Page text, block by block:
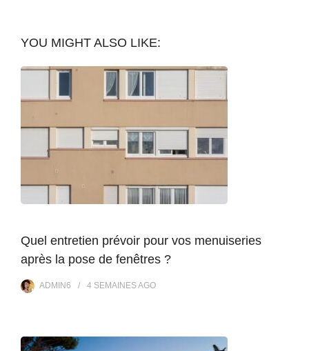
YOU MIGHT ALSO LIKE:
Quel entretien prévoir pour vos menuiseries
après la pose de fenêtres ?
ADMIN6 4 SEMAINESAGO